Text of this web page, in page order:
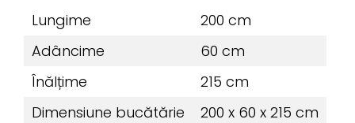
Lungime
200 cm
Adâncime
60 cm
Înălțime
215 cm
Dimensiune bucătărie
200 x 60 x 215 cm